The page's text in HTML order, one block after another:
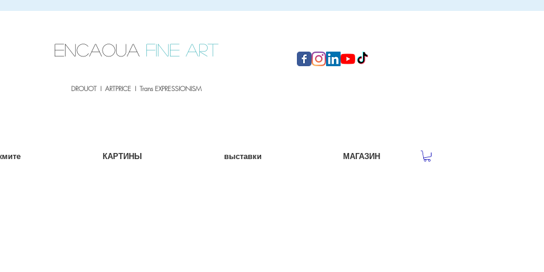
ENCAOUA Fine Art
DROUOT I ARTPRICE I Trans EXPRESSIONISM
КАРТИНЫ выставки МАГАЗИН